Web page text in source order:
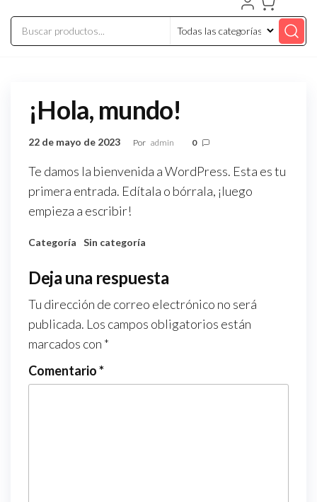
¡Hola, mundo!
22 de mayo de 2023 Por admin 0
Te damos la bienvenida a WordPress. Esta es tu
primera entrada. Edítala o bórrala, ¡luego
empieza a escribir!
Categoría Sin categoría
Deja una respuesta
Tu dirección de correo electrónico no será
publicada. Los campos obligatorios están
marcados con *
Comentario*